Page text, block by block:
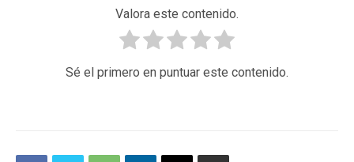
Valora este contenido.
Sé el primero en puntuar este contenido.